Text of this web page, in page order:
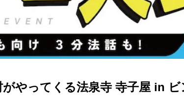
やってくる法泉寺 寺子屋 in